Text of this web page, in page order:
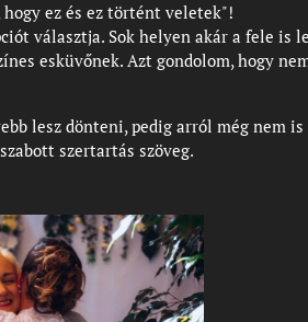
ez és ez történt veletek"!
választja. Sok helyen akár a fele is
esküvőnek. Azt gondolom, hogy
lesz dönteni, pedig arról még nem
szertartás szöveg. 😊